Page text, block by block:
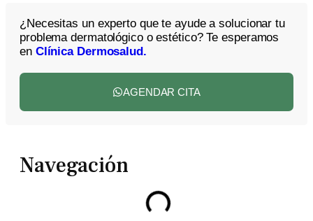
¿Necesitas un experto que te ayude a solucionar tu
problema dermatológico o estético? Te esperamos
en Clínica Dermosalud.
AGENDAR CITA
Navegación